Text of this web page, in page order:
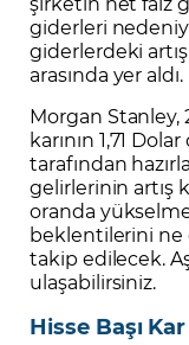
giderleri
giderlerdeki artış
arasında yer aldı.
Morgan Stanley,
karının 1,71
tarafından
gelirlerinin artış
oranda
beklentilerini ne
takip edilecek.
ulaşabilirsiniz.
Hisse Başı Kar